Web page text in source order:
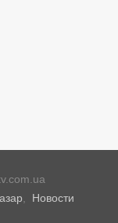
Новости